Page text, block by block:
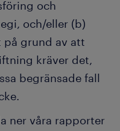
och
och/eller (b)
på grund av att
kräver det,
begränsade fall
ner våra rapporter